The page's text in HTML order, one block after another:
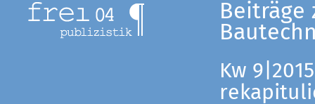
Beiträge
Kw